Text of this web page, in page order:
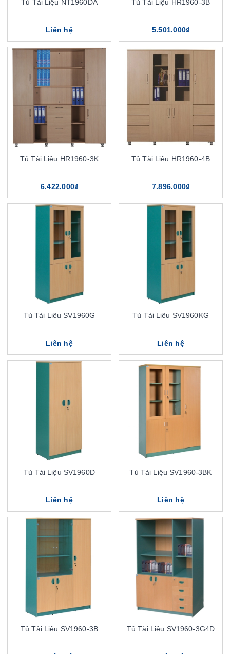
Tủ Tài Liệu NT1960DA
Liên hệ
Tủ Tài Liệu HR1960-3B
5.501.000₫
Tủ Tài Liệu HR1960-3K
6.422.000₫
Tủ Tài Liệu HR1960-4B
7.896.000₫
Tủ Tài Liệu SV1960G
Liên hệ
Tủ Tài Liệu SV1960KG
Liên hệ
Tủ Tài Liệu SV1960D
Liên hệ
Tủ Tài Liệu SV1960-3BK
Liên hệ
Tủ Tài Liệu SV1960-3B Tủ Tài Liệu SV1960-3G4D